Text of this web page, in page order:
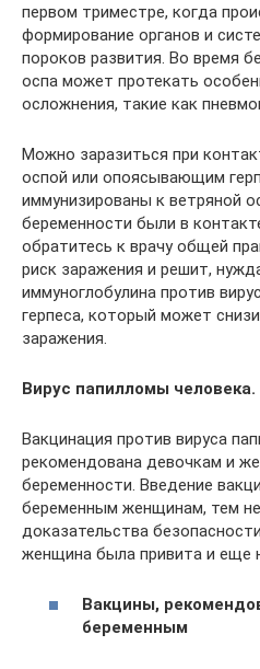
первом триместре, когда
формирование органов и
пороков развития. Во время
оспа может протекать
осложнения, такие как
Можно заразиться при
оспой или опоясывающим
иммунизированы к ветряной
беременности были в
обратитесь к врачу общей
риск заражения и решит,
иммуноглобулина против
герпеса, который может
заражения.
Вирус папилломы человека.
Вакцинация против вируса
рекомендована девочкам и
беременности. Введение
беременным женщинам, тем
доказательства
женщина была привита и еще
Вакцины,
беременным